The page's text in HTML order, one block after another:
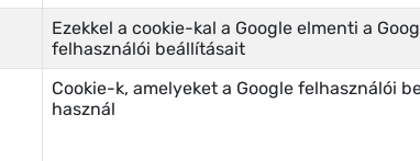
Ezekkel a cookie-kal a Google elmenti a
felhasználói beállításait
Cookie-k, amelyeket a Google felhasználói
használ